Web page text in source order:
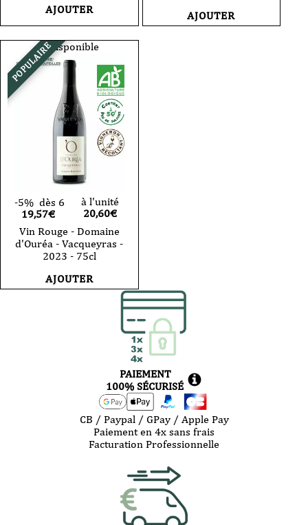
AJOUTER
AJOUTER
POPULAIREIndisponible
-5% dès 6
19,57€
à l'unité
20,60€
Vin Rouge - Domaine
d'Ouréa - Vacqueyras -
2023 - 75cl
AJOUTER
PAIEMENT
100% SÉCURISÉ
CB / Paypal / GPay / Apple Pay
Paiement en 4x sans frais
Facturation Professionnelle